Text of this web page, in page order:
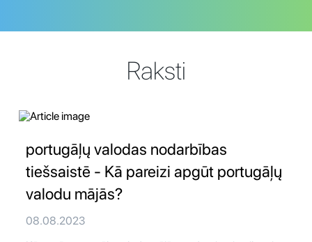
Raksti
portugāļų valodas nodarbības
tiešsaistē - Kā pareizi apgūt portugāļų
valodu mājās?
08.08.2023